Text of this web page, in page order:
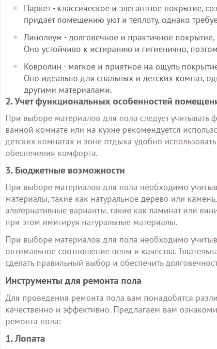
Паркет - классическое и элегантное покрытие,
придает помещению уют и теплоту, однако
Линолеум - долговечное и практичное
Оно устойчиво к истиранию и гигиенично,
Ковролин - мягкое и приятное на ощупь
Оно идеально для спальных и детских комнат,
другими материалами.
2. Учет функциональных особенностей
При выборе материалов для пола следует
ванной комнате или на кухне рекомендуется
детских комнатах и зоне отдыха удобно
обеспечения комфорта.
3. Бюджетные возможности
При выборе материалов для пола необходимо
материалы, такие как натуральное дерево или
альтернативные варианты, такие как ламинат или
при этом имитируя натуральные материалы.
При выборе материалов для пола необходимо
оптимальное соотношение цены и качества.
сделать правильный выбор и обеспечить
Инструменты для ремонта пола
Для проведения ремонта пола вам понадобятся
качественно и эффективно. Предлагаем вам
ремонта пола:
1. Лопата